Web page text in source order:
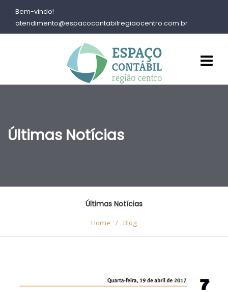
Bem-vindo!
atendimento@espacocontabilregiaocentro.com.br
Últimas Notícias
Últimas Notícias
Home / Blog